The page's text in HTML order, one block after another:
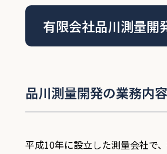
有限会社品川測量開
品川測量開発の業務内
平成10年に設立した測量会社で